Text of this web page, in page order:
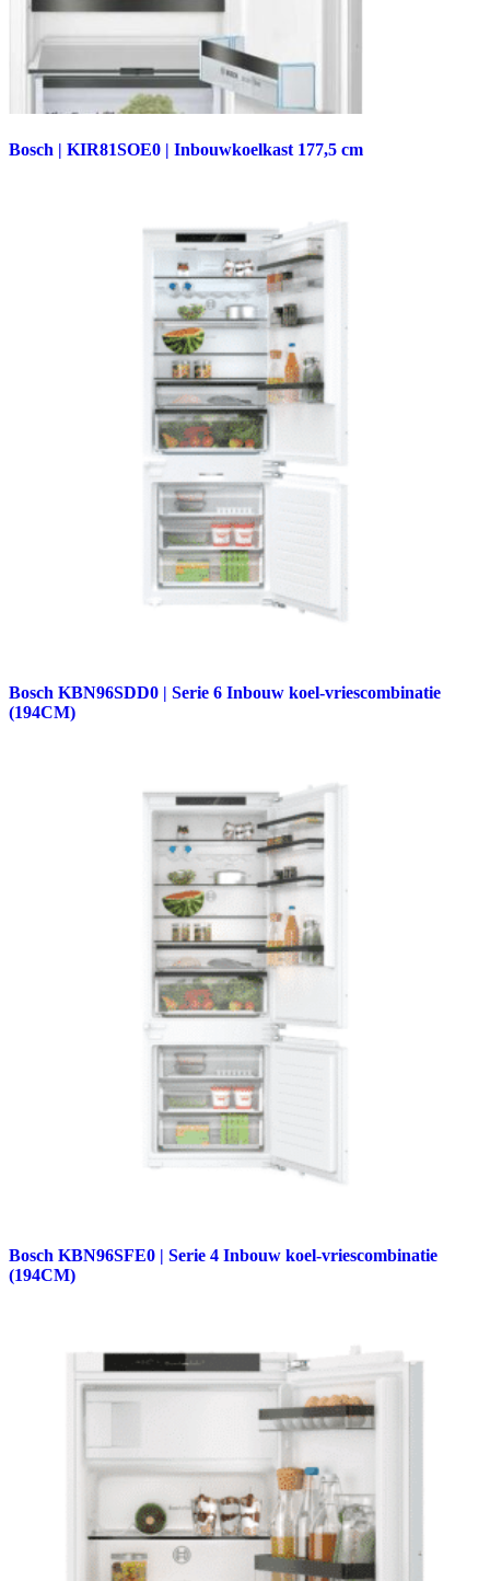
Bosch | KIR81SOE0 | Inbouwkoelkast 177,5 cm
Bosch KBN96SDD0 | Serie 6 Inbouw koel-vriescombinatie
(194CM)
Bosch KBN96SFE0 | Serie 4 Inbouw koel-vriescombinatie
(194CM)